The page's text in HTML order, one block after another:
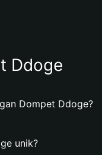
Ddoge
Dompet Ddoge?
unik?